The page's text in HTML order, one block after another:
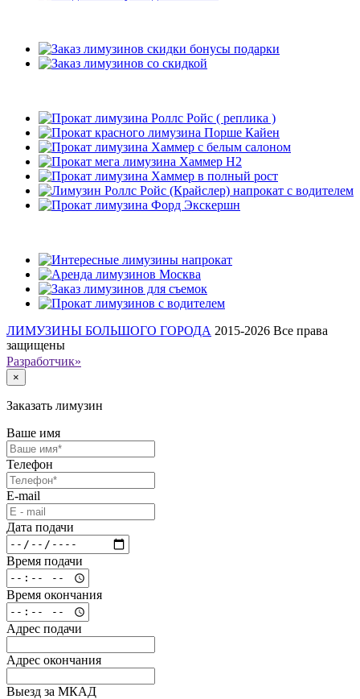
ЛИМУЗИНЫ БОЛЬШОГО ГОРОДА 2015-2026 Все права
защищены
Разработчик»
×
Заказать лимузин
Ваше имя
Телефон
E-mail
Дата подачи
Время подачи
Время окончания
Адрес подачи
Адрес окончания
Выезд за МКАД